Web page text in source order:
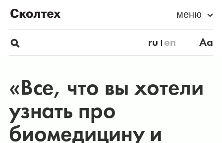
меню
ru en Aa
«Все, что вы хотели
узнать про
биомедицину и